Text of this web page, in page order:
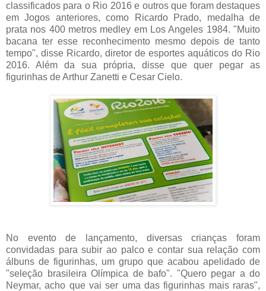
classificados para o Rio 2016 e outros que foram destaques
em Jogos anteriores, como Ricardo Prado, medalha de
prata nos 400 metros medley em Los Angeles 1984. "Muito
bacana ter esse reconhecimento mesmo depois de tanto
tempo", disse Ricardo, diretor de esportes aquáticos do Rio
2016. Além da sua própria, disse que quer pegar as
figurinhas de Arthur Zanetti e Cesar Cielo.
No evento de lançamento, diversas crianças foram
convidadas para subir ao palco e contar sua relação com
álbuns de figurinhas, um grupo que acabou apelidado de
"seleção brasileira Olímpica de bafo". "Quero pegar a do
Neymar, acho que vai ser uma das figurinhas mais raras",